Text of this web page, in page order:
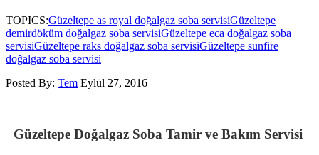
TOPICS:Güzeltepe as royal doğalgaz soba servisiGüzeltepe
demirdöküm doğalgaz soba servisiGüzeltepe eca doğalgaz soba
servisiGüzeltepe raks doğalgaz soba servisiGüzeltepe sunfire
doğalgaz soba servisi
Posted By: Tem Eylül 27, 2016
Güzeltepe Doğalgaz Soba Tamir ve Bakım Servisi